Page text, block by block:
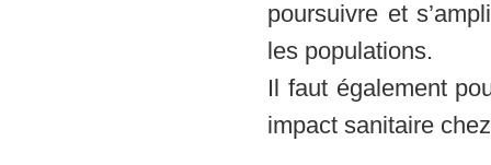
poursuivre et
les populations.
Il faut également
impact sanitaire